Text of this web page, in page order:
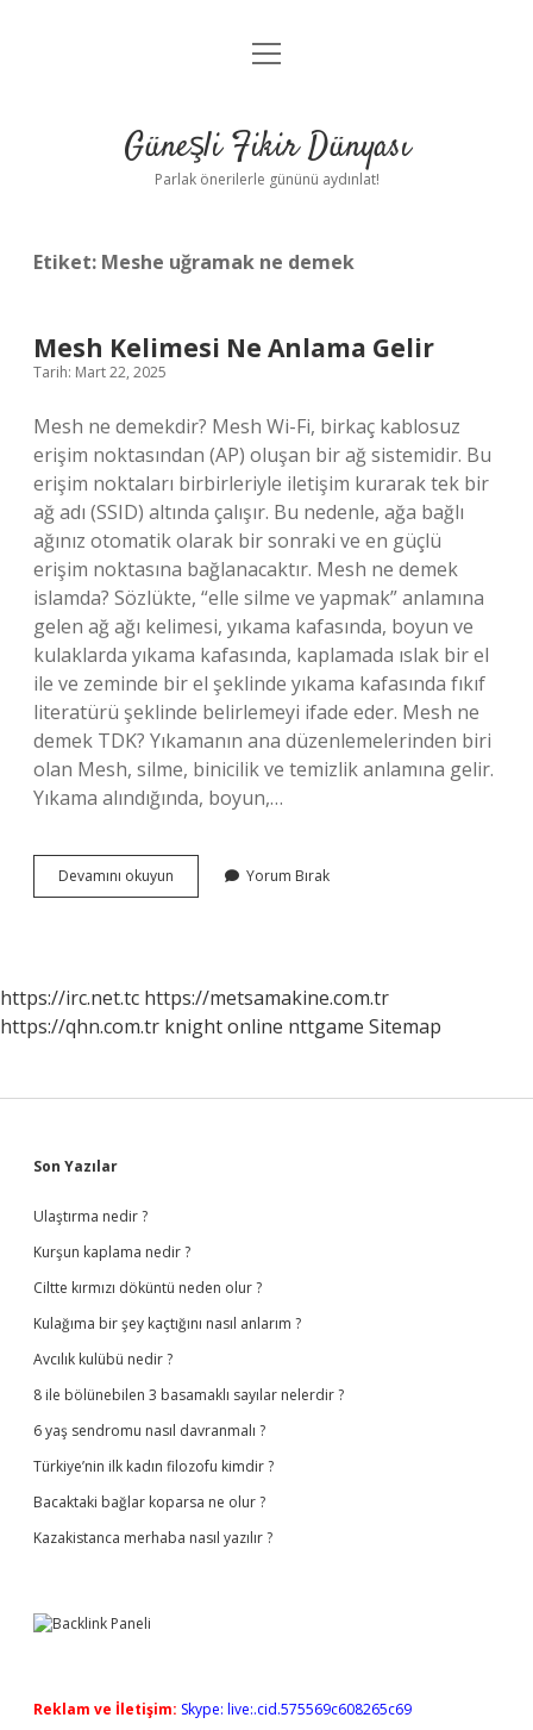
Anasayfa
Yasal Uyarı
menüyü
Güneşli Fikir Dünyası
Parlak önerilerle gününü aydınlat!
Etiket: Meshe uğramak ne demek
Mesh Kelimesi Ne Anlama Gelir
Tarih: Mart 22, 2025
Mesh ne demekdir? Mesh Wi-Fi, birkaç kablosuz
erişim noktasından (AP) oluşan bir ağ sistemidir. Bu
erişim noktaları birbirleriyle iletişim kurarak tek bir
ağ adı (SSID) altında çalışır. Bu nedenle, ağa bağlı
ağınız otomatik olarak bir sonraki ve en güçlü
erişim noktasına bağlanacaktır. Mesh ne demek
islamda? Sözlükte, “elle silme ve yapmak” anlamına
gelen ağ ağı kelimesi, yıkama kafasında, boyun ve
kulaklarda yıkama kafasında, kaplamada ıslak bir el
ile ve zeminde bir el şeklinde yıkama kafasında fıkıf
literatürü şeklinde belirlemeyi ifade eder. Mesh ne
demek TDK? Yıkamanın ana düzenlemelerinden biri
olan Mesh, silme, binicilik ve temizlik anlamına gelir.
Yıkama alındığında, boyun,…
Devamını okuyun
Kelimesi
Yorum Bırak
https://irc.net.tc https://metsamakine.com.tr
https://qhn.com.tr knight online nttgame Sitemap
Sidebar
Son Yazılar
Ulaştırma nedir ?
Kurşun kaplama nedir ?
Ciltte kırmızı döküntü neden olur ?
Kulağıma bir şey kaçtığını nasıl anlarım ?
Avcılık kulübü nedir ?
8 ile bölünebilen 3 basamaklı sayılar nelerdir ?
6 yaş sendromu nasıl davranmalı ?
Türkiye’nin ilk kadın filozofu kimdir ?
Bacaktaki bağlar koparsa ne olur ?
Kazakistanca merhaba nasıl yazılır ?
Reklam ve İletişim: Skype: live:.cid.575569c608265c69